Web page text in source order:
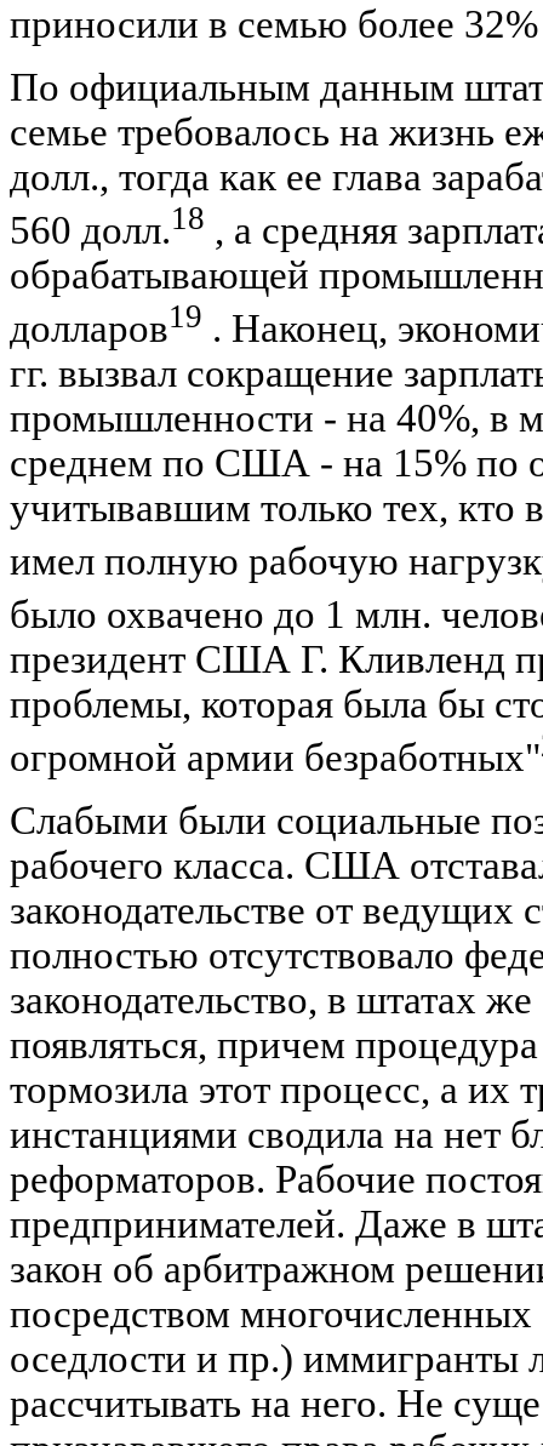
приносили в семью более
По официальным данным
семье требовалось на жизнь
долл., тогда как ее глава
560 долл.18 , а средняя
обрабатывающей
долларов19 . Наконец,
гг. вызвал сокращение
промышленности - на 40%, в
среднем по США - на 15% по
учитывавшим только тех, кто
имел полную рабочую
было охвачено до 1 млн.
президент США Г. Кливленд
проблемы, которая была бы
огромной армии безработных"
Слабыми были социальные
рабочего класса. США
законодательстве от
полностью отсутствовало
законодательство, в штатах
появляться, причем
тормозила этот процесс, а их
инстанциями сводила на нет
реформаторов. Рабочие
предпринимателей. Даже в
закон об арбитражном
посредством
оседлости и пр.) иммигранты
рассчитывать на него. Не